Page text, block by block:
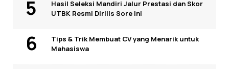
Hasil Seleksi Mandiri Jalur Prestasi dan Skor
UTBK Resmi Dirilis Sore Ini
Tips & Trik Membuat CV yang Menarik untuk
Mahasiswa